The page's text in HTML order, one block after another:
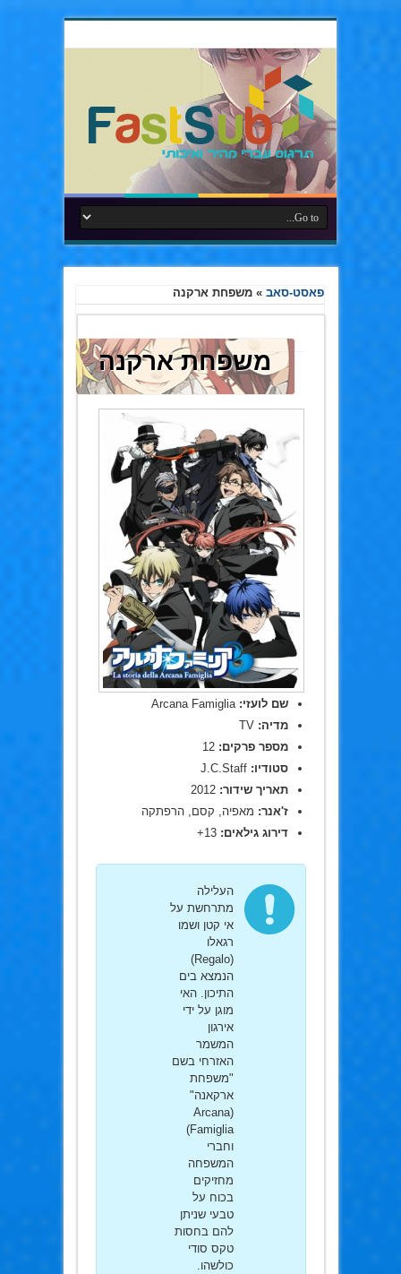
פאסט-סאב »משפחת ארקנה
משפחת ארקנה
שם לועזי:Arcana Famiglia
מדיה:TV
מספר פרקים: 12
סטודיו: J.C.Staff
תאריך שידור: 2012
ז'אנר: מאפיה, קסם, הרפתקה
דירוג גילאים: 13+
העלילה
מתרחשת על
אי קטן ושמו
רגאלו
(Regalo)
הנמצא בים
התיכון. האי
מוגן על ידי
אירגון
המשמר
האזרחי בשם
"משפחת
ארקאנה"
(Arcana
Famiglia)
וחברי
המשפחה
מחזיקים
בכוח על
טבעי שניתן
להם בחסות
טקס סודי
כולשהו.